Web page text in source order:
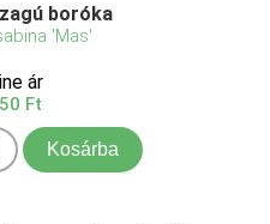
boróka
'Mas'
ár
Ft
Kosárba